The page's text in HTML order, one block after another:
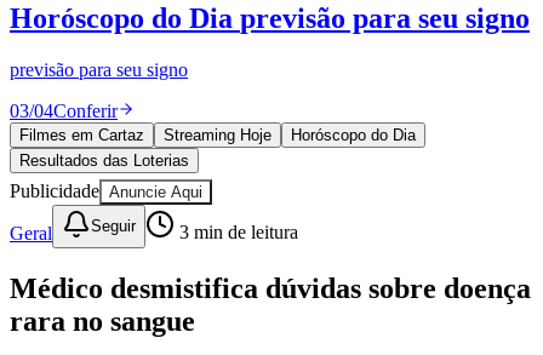
Anuncie no Portal
Cadastrar Empresa
Divulgar Vagas
Publicidade Legal
Política
Eleições
Esportes
Saúde
Segurança
Cultura
Meio Ambiente
Obras
Educação
Horóscopo do Dia previsão para seu signo
previsão para seu signo
03/04Conferir
Filmes em Cartaz Streaming Hoje
Horóscopo do Dia
Resultados das Loterias
Publicidade Anuncie Aqui
Geral Seguir 3 min de leitura
Médico desmistifica dúvidas sobre doença
rara no sangue